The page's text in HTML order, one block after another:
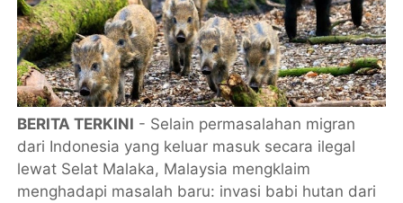
BERITA TERKINI - Selain permasalahan migran
dari Indonesia yang keluar masuk secara ilegal
lewat Selat Malaka, Malaysia mengklaim
menghadapi masalah baru: invasi babi hutan dari